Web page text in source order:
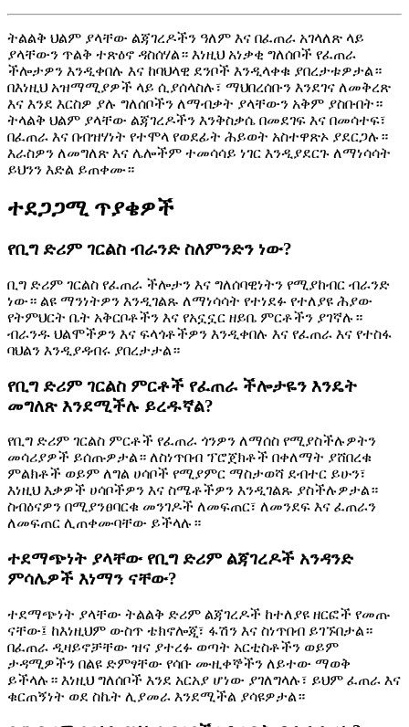
ትልልቅ ህልም ያላቸው ልጃገረዶችን ዓለም እና በፈጠራ አገላለጽ ላይ
ያላቸውን ጥልቅ ተጽዕኖ ዳስሰሃል። እነዚህ አነቃቂ ግለሰቦች የፈጠራ
ችሎታዎን እንዲቀበሉ እና ከባህላዊ ደንቦች እንዲላቀቁ ያበረታቱዎታል።
በእነዚህ አዝማሚያዎች ላይ ሲያሰላስሉ፣ ማህበረሰቡን እንደገና ለመቅረጽ
እና እንደ እርስዎ ያሉ ግለሰቦችን ለማብቃት ያላቸውን አቅም ያስቡበት።
ትላልቅ ህልም ያላቸው ልጃገረዶችን እንቅስቃሴ በመደገፍ እና በመሳተፍ፣
በፈጠራ እና በብዝሃነት የተሞላ የወደፊት ሕይወት አስተዋጽኦ ያደርጋሉ።
እራስዎን ለመግለጽ እና ሌሎችም ተመሳሳይ ነገር እንዲያደርጉ ለማነሳሳት
ይህንን እድል ይጠቀሙ።
ተደጋጋሚ ጥያቄዎች
የቢግ ድሪም ገርልስ ብራንድ ስለምንድን ነው?
ቢግ ድሪም ገርልስ የፈጠራ ችሎታን እና ግለሰባዊነትን የሚያከብር ብራንድ
ነው። ልዩ ማንነትዎን እንዲገልጹ ለማነሳሳት የተነደፉ የተለያዩ ሕያው
የትምህርት ቤት አቅርቦቶችን እና የአኗኗር ዘይቤ ምርቶችን ያገኛሉ።
ብራንዱ ህልሞችዎን እና ፍላጎቶችዎን እንዲቀበሉ እና የፈጠራ እና የተስፋ
ባህልን እንዲያዳብሩ ያበረታታል።
የቢግ ድሪም ገርልስ ምርቶች የፈጠራ ችሎታዬን እንዴት
መግለጽ እንደሚችሉ ይረዱኛል?
የቢግ ድሪም ገርልስ ምርቶች የፈጠራ ጎንዎን ለማሰስ የሚያስችሉዎትን
መሳሪያዎች ይሰጡዎታል። ለስነጥበብ ፕሮጀክቶች በቀለማት ያሸበረቁ
ምልክቶች ወይም ለግል ሀሳቦች የሚያምር ማስታወሻ ደብተር ይሁን፣
እነዚህ እቃዎች ሀሳቦችዎን እና ስሜቶችዎን እንዲገልጹ ያስችሉዎታል።
ስብዕናዎን በሚያንፀባርቁ መንገዶች ለመፍጠር፣ ለመንደፍ እና ፈጠራን
ለመፍጠር ሊጠቀሙባቸው ይችላሉ።
ተደማጭነት ያላቸው የቢግ ድሪም ልጃገረዶች አንዳንድ
ምሳሌዎች እነማን ናቸው?
ተደማጭነት ያላቸው ትልልቅ ድሪም ልጃገረዶች ከተለያዩ ዘርፎች የመጡ
ናቸው፤ ከእነዚህም ውስጥ ቴክኖሎጂ፣ ፋሽን እና ስነጥበብ ይገኙበታል።
በፈጠራ ዲዛይኖቻቸው ዝና ያተረፉ ወጣት አርቲስቶችን ወይም
ታዳሚዎችን በልዩ ድምፃቸው የሳቡ ሙዚቀኞችን ለይተው ማወቅ
ይችላሉ። እነዚህ ግለሰቦች እንደ አርአያ ሆነው ያገለግላሉ፣ ይህም ፈጠራ እና
ቁርጠኝነት ወደ ስኬት ሊያመራ እንደሚችል ያሳዩዎታል።